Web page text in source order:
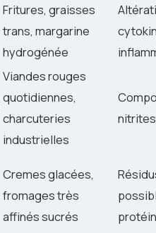
Fritures, graisses
trans, margarine
hydrogénée
Viandes rouges
quotidiennes,
charcuteries
industrielles
Cremes glacées,
fromages très
affinés sucrés